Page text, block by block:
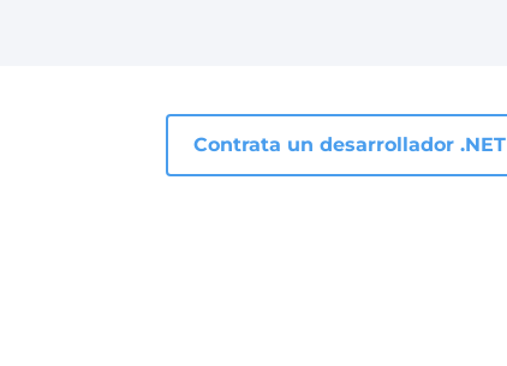
Contrata un desarrollador .NET